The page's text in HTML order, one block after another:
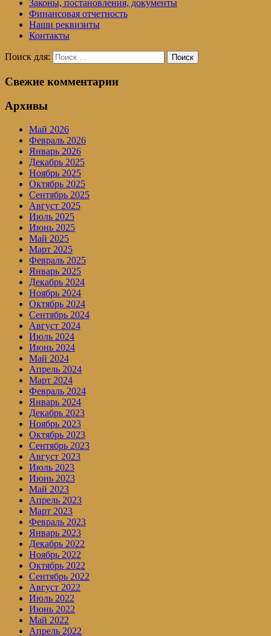
Законы, постановления, документы
Финансовая отчетность
Наши реквизиты
Контакты
Поиск для: Поиск
Свежие комментарии
Архивы
Май 2026
Февраль 2026
Январь 2026
Декабрь 2025
Ноябрь 2025
Октябрь 2025
Сентябрь 2025
Август 2025
Июль 2025
Июнь 2025
Май 2025
Март 2025
Февраль 2025
Январь 2025
Декабрь 2024
Ноябрь 2024
Октябрь 2024
Сентябрь 2024
Август 2024
Июль 2024
Июнь 2024
Май 2024
Апрель 2024
Март 2024
Февраль 2024
Январь 2024
Декабрь 2023
Ноябрь 2023
Октябрь 2023
Сентябрь 2023
Август 2023
Июль 2023
Июнь 2023
Май 2023
Апрель 2023
Март 2023
Февраль 2023
Январь 2023
Декабрь 2022
Ноябрь 2022
Октябрь 2022
Сентябрь 2022
Август 2022
Июль 2022
Июнь 2022
Май 2022
Апрель 2022